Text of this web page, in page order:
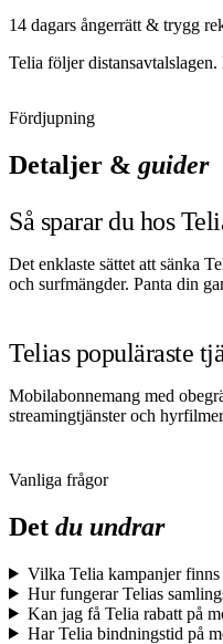
14 dagars ångerrätt & trygg
Telia följer
Fördjupning
Detaljer & guider
Så sparar du hos
Det enklaste sättet att sänka
och surfmängder. Panta din
Telias populäraste
Mobilabonnemang med
streamingtjänster och
Vanliga frågor
Det du undrar
Vilka Telia kampanjer finns
Hur fungerar Telias
Kan jag få Telia rabatt på
Har Telia bindningstid på